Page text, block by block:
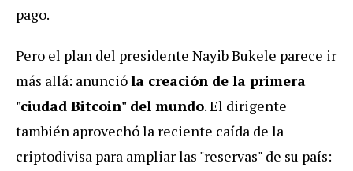
pago.
Pero el plan del presidente Nayib Bukele parece ir
más allá: anuncióla creación de la primera
"ciudad Bitcoin" del mundo. El dirigente
también aprovechó la reciente caída de la
criptodivisa para ampliar las "reservas" de su país: